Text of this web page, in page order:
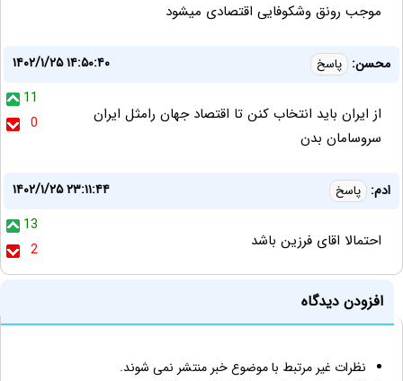
موجب رونق وشکوفایی اقتصادی میشود
محسن: پاسخ
۱۴۰۲/۱/۲۵ ۱۴:۵۰:۴۰
11
0
از ایران باید انتخاب کنن تا اقتصاد جهان رامثل ایران
سروسامان بدن
ادم: پاسخ
۱۴۰۲/۱/۲۵ ۲۳:۱۱:۴۴
13
2
احتمالا اقای فرزین باشد
افزودن دیدگاه
نظرات غیر مرتبط با موضوع خبر منتشر نمی شوند.